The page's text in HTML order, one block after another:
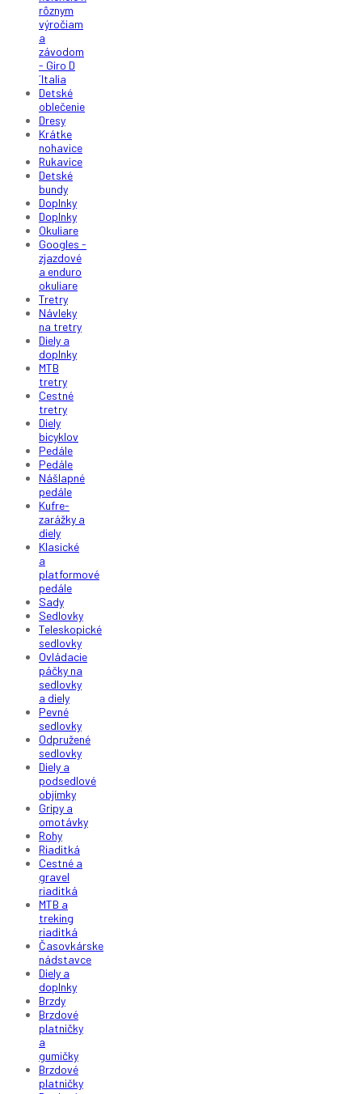
rôznym
výročiam
a
závodom
- Giro D
´Italia
Detské
oblečenie
Dresy
Krátke
nohavice
Rukavice
Detské
bundy
Doplnky
Doplnky
Okuliare
Googles -
zjazdové
a enduro
okuliare
Tretry
Návleky
na tretry
Diely a
doplnky
MTB
tretry
Cestné
tretry
Diely
bicyklov
Pedále
Pedále
Nášlapné
pedále
Kufre-
zarážky a
diely
Klasické
a
platformové
pedále
Sady
Sedlovky
Teleskopické
sedlovky
Ovládacie
páčky na
sedlovky
a diely
Pevné
sedlovky
Odpružené
sedlovky
Diely a
podsedlové
objímky
Gripy a
omotávky
Rohy
Riaditká
Cestné a
gravel
riaditká
MTB a
treking
riaditká
Časovkárske
nádstavce
Diely a
doplnky
Brzdy
Brzdové
platničky
a
gumičky
Brzdové
platničky